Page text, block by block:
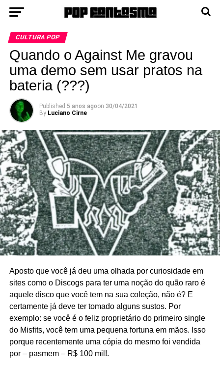
CULTURA POP
Quando o Against Me gravou
uma demo sem usar pratos na
bateria (???)
Published 5 anos agoon 30/04/2021
By Luciano Cirne
Aposto que você já deu uma olhada por curiosidade em
sites como o Discogs para ter uma noção do quão raro é
aquele disco que você tem na sua coleção, não é? E
certamente já deve ter tomado alguns sustos. Por
exemplo: se você é o feliz proprietário do primeiro single
do Misfits, você tem uma pequena fortuna em mãos. Isso
porque recentemente uma cópia do mesmo foi vendida
por – pasmem – R$ 100 mil!.